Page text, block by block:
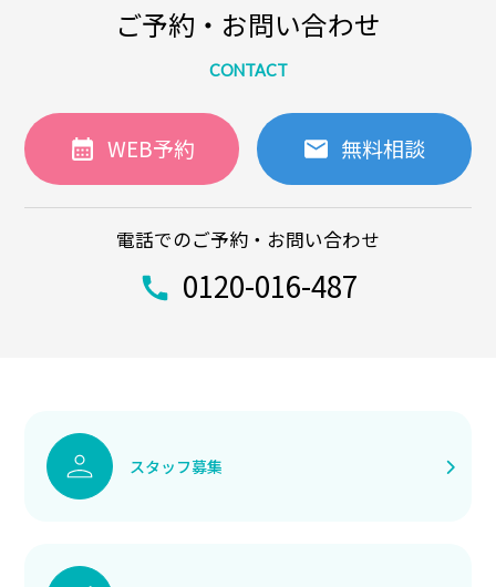
ご予約・お問い合わせ
CONTACT
WEB予約 無料相談
電話でのご予約・お問い合わせ
0120-016-487
スタッフ募集